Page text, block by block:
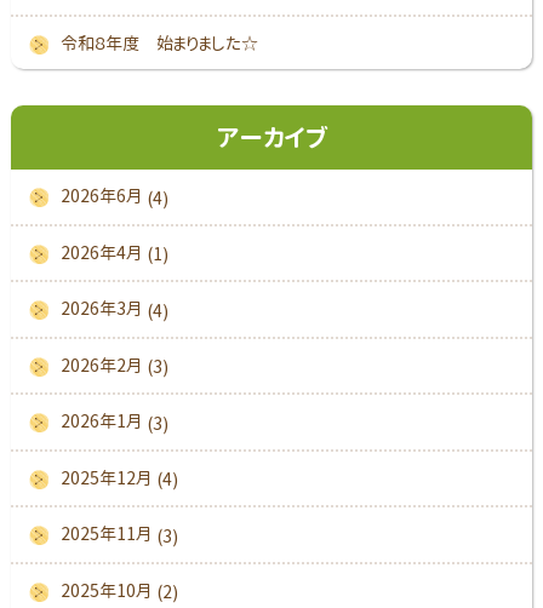
令和８年度 始まりました☆
アーカイブ
2026年6月 (4)
2026年4月 (1)
2026年3月 (4)
2026年2月 (3)
2026年1月 (3)
2025年12月 (4)
2025年11月 (3)
2025年10月 (2)